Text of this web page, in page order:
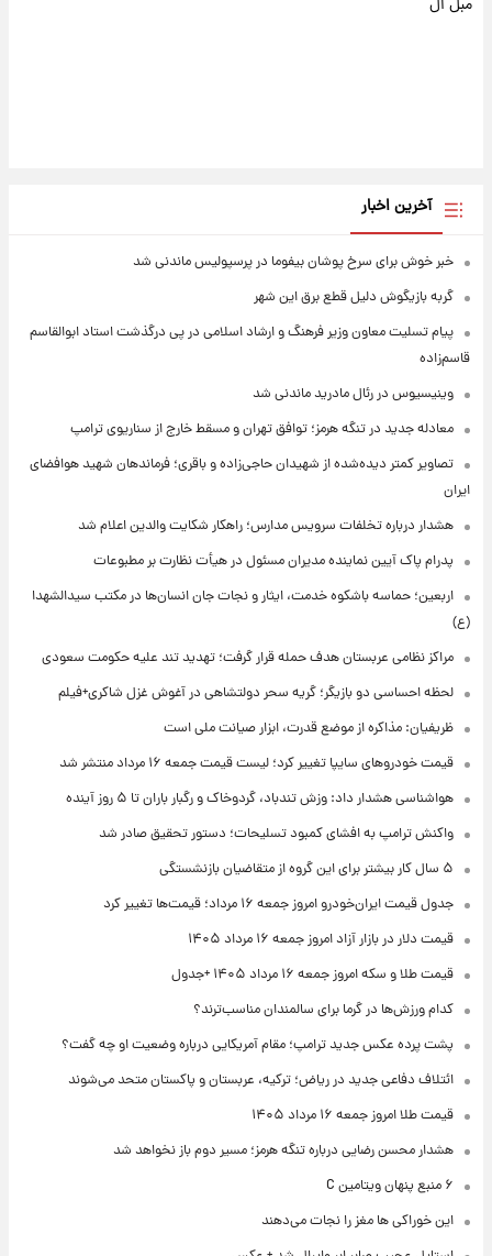
مبل ال
آخرین اخبار
خبر خوش برای سرخ پوشان بیفوما در پرسپولیس ماندنی شد
گربه بازیگوش دلیل قطع برق این شهر
پیام تسلیت معاون وزیر فرهنگ و ارشاد اسلامی در پی درگذشت استاد ابوالقاسم
قاسم‌زاده
وینیسیوس در رئال مادرید ماندنی شد
معادله جدید در تنگه هرمز؛ توافق تهران و مسقط خارج از سناریوی ترامپ
تصاویر کمتر دیده‌شده از شهیدان حاجی‌زاده و باقری؛ فرماندهان شهید هوافضای
ایران
هشدار درباره تخلفات سرویس مدارس؛ راهکار شکایت والدین اعلام شد
پدرام پاک آیین نماینده مدیران مسئول در هیأت نظارت بر مطبوعات
اربعین؛ حماسه باشکوه خدمت، ایثار و نجات جان انسان‌ها در مکتب سیدالشهدا
(ع)
مراکز نظامی عربستان هدف حمله قرار گرفت؛ تهدید تند علیه حکومت سعودی
لحظه احساسی دو بازیگر؛ گریه سحر دولتشاهی در آغوش غزل شاکری+فیلم
ظریفیان: مذاکره از موضع قدرت، ابزار صیانت ملی است
قیمت خودروهای سایپا تغییر کرد؛ لیست قیمت جمعه ۱۶ مرداد منتشر شد
هواشناسی هشدار داد: وزش تندباد، گردوخاک و رگبار باران تا ۵ روز آینده
واکنش ترامپ به افشای کمبود تسلیحات؛ دستور تحقیق صادر شد
۵ سال کار بیشتر برای این گروه از متقاضیان بازنشستگی
جدول قیمت ایران‌خودرو امروز جمعه ۱۶ مرداد؛ قیمت‌ها تغییر کرد
قیمت دلار در بازار آزاد امروز جمعه ۱۶ مرداد ۱۴۰۵
قیمت طلا و سکه امروز جمعه ۱۶ مرداد ۱۴۰۵ +جدول
کدام ورزش‌ها در گرما برای سالمندان مناسب‌ترند؟
پشت پرده عکس جدید ترامپ؛ مقام آمریکایی درباره وضعیت او چه گفت؟
ائتلاف دفاعی جدید در ریاض؛ ترکیه، عربستان و پاکستان متحد می‌شوند
قیمت طلا امروز جمعه ۱۶ مرداد ۱۴۰۵
هشدار محسن رضایی درباره تنگه هرمز؛ مسیر دوم باز نخواهد شد
۶ منبع پنهان ویتامین C
این خوراکی ها مغز را نجات می‌دهند